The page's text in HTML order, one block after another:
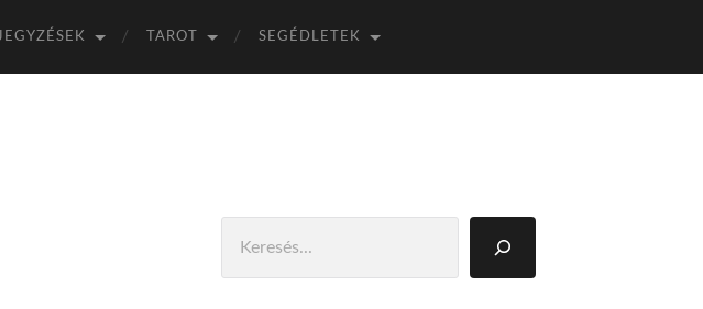
TAROT SEGÉDLETEK